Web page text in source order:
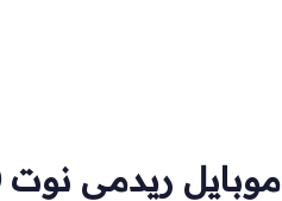
موبايل ريدمى نوت 10 برو كسر زيرو وارد من الخارج للبيع